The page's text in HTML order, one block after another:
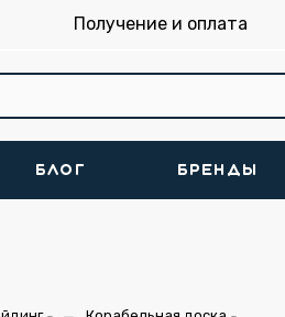
Получение и оплата
БЛОГ БРЕНДЫ